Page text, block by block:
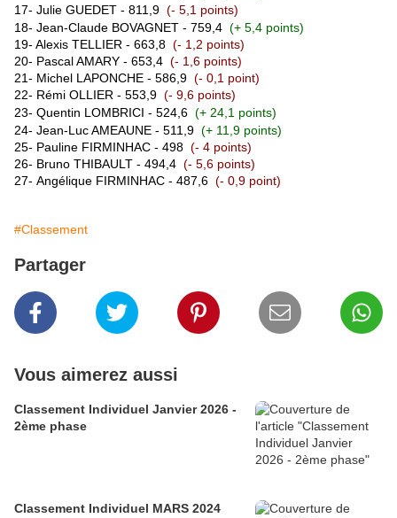
17- Julie GUEDET - 811,9 (- 5,1 points)
18- Jean-Claude BOVAGNET - 759,4 (+ 5,4 points)
19- Alexis TELLIER - 663,8 (- 1,2 points)
20- Pascal AMARY - 653,4 (- 1,6 points)
21- Michel LAPONCHE - 586,9 (- 0,1 point)
22- Rémi OLLIER - 553,9 (- 9,6 points)
23- Quentin LOMBRICI - 524,6 (+ 24,1 points)
24- Jean-Luc AMEAUNE - 511,9 (+ 11,9 points)
25- Pauline FIRMINHAC - 498 (- 4 points)
26- Bruno THIBAULT - 494,4 (- 5,6 points)
27- Angélique FIRMINHAC - 487,6 (- 0,9 point)
#Classement
Partager
Vous aimerez aussi
Classement Individuel Janvier 2026 -
2ème phase
Classement Individuel MARS 2024